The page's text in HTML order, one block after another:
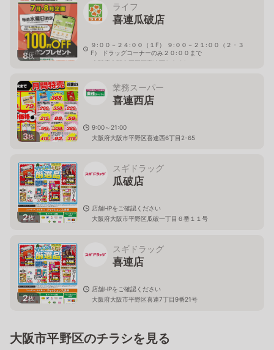
8枚
ライフ
喜連瓜破店
９:００－２４:００（１F） ９:００－２１:００（２・３
F） ドラッグコーナーのみ２０:００まで
大阪府大阪市平野区喜連西6-2-34
3枚
業務スーパー
喜連西店
9:00～21:00
大阪府大阪市平野区喜連西6丁目2-65
2枚
スギドラッグ
瓜破店
店舗HPをご確認ください
大阪府大阪市平野区瓜破一丁目６番１１号
2枚
スギドラッグ
喜連店
店舗HPをご確認ください
大阪府大阪市平野区喜連7丁目9番21号
大阪市平野区のチラシを見る